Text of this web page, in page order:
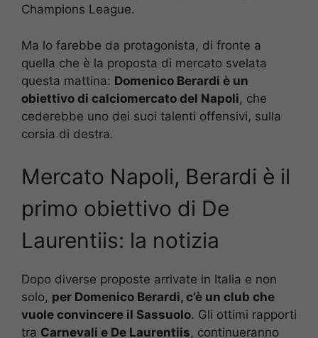
Champions League.
Ma lo farebbe da protagonista, di fronte a
quella che è la proposta di mercato svelata
questa mattina: Domenico Berardi è un
obiettivo di calciomercato del Napoli, che
cederebbe uno dei suoi talenti offensivi, sulla
corsia di destra.
Mercato Napoli, Berardi è il
primo obiettivo di De
Laurentiis: la notizia
Dopo diverse proposte arrivate in Italia e non
solo, per Domenico Berardi, c’è un club che
vuole convincere il Sassuolo. Gli ottimi rapporti
tra Carnevali e De Laurentiis, continueranno